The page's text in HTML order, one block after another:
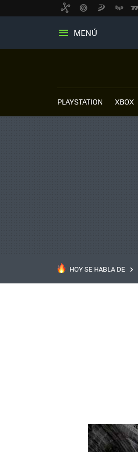
MENÚ
PLAYSTATION XBOX
HOY SE HABLA DE